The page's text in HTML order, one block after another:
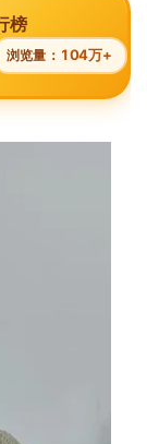
榜
浏览量： 104万+